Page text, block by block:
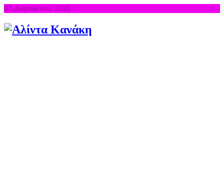
07 Αυγούστου, 2026